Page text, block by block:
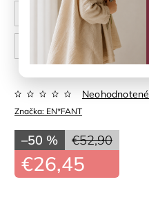
25 26
31 32
Značka: EN*FANT
Neohodnotené
€52,90
–50 %
€26,45